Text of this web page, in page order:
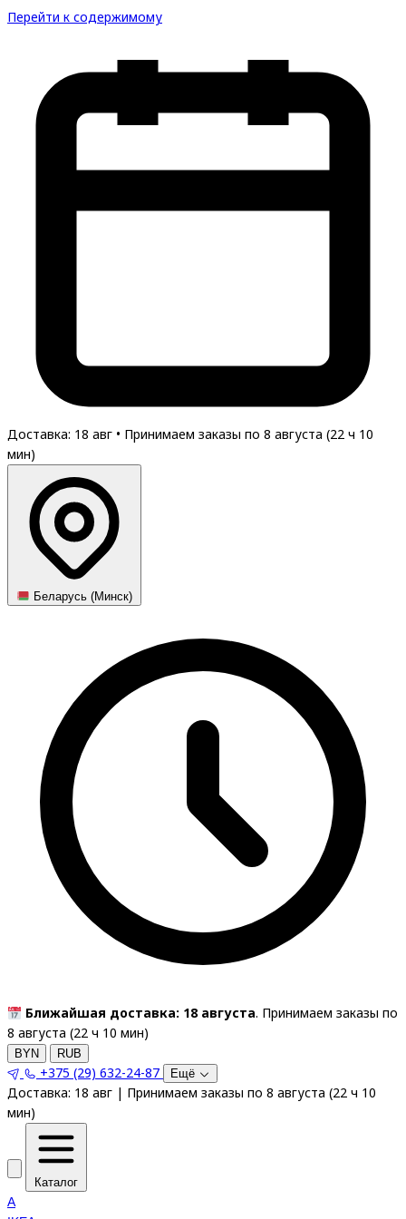
Перейти к содержимому
Доставка: 18 авг • Принимаем заказы по 8 августа (22 ч 10
мин)
Беларусь (Минск)
Ближайшая доставка: 18 августа. Принимаем заказы по
8 августа (22 ч 10 мин)
BYN RUB
+375 (29) 632-24-87 Ещё
Доставка: 18 авг | Принимаем заказы по 8 августа (22 ч 10
мин)
Каталог
A